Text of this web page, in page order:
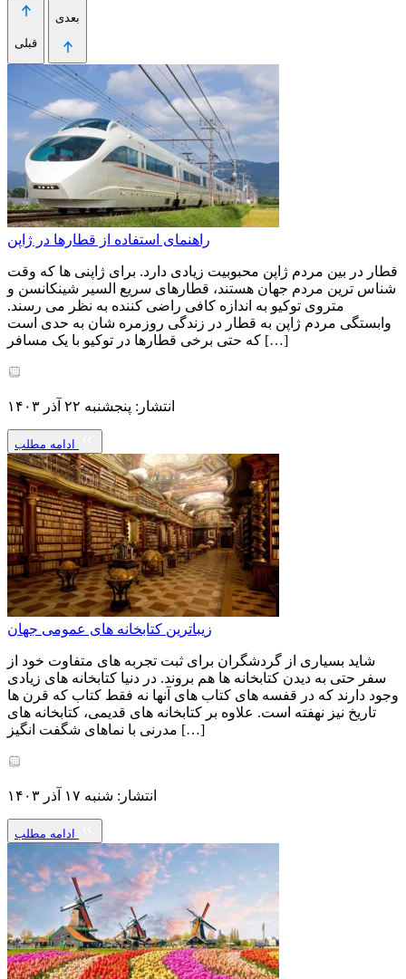
قبلی
بعدی
راهنمای استفاده از قطارها در ژاپن
قطار در بین مردم ژاپن محبوبیت زیادی دارد. برای ژاپنی ها که وقت
شناس ترین مردم جهان هستند، قطارهای سریع السیر شینکانسن و
متروی توکیو به اندازه کافی راضی کننده به نظر می رسند.
وابستگی مردم ژاپن به قطار در زندگی روزمره شان به حدی است
که حتی برخی قطارها در توکیو با یک مسافر […]
انتشار: پنجشنبه ۲۲ آذر ۱۴۰۳
ادامه مطلب
زیباترین کتابخانه های عمومی جهان
شاید بسیاری از گردشگران برای ثبت تجربه های متفاوت خود از
سفر حتی به دیدن کتابخانه ها هم بروند. در دنیا کتابخانه های زیادی
وجود دارند که در قفسه های کتاب های آنها نه فقط کتاب که قرن ها
تاریخ نیز نهفته است. علاوه بر کتابخانه های قدیمی، کتابخانه های
مدرنی با نماهای شگفت انگیز […]
انتشار: شنبه ۱۷ آذر ۱۴۰۳
ادامه مطلب